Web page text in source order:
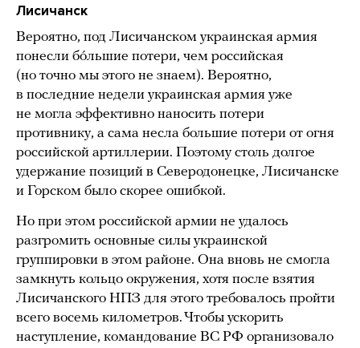
Лисичанск
Вероятно, под Лисичанском украинская армия
понесли бóльшие потери, чем российская
(но точно мы этого не знаем). Вероятно,
в последние недели украинская армия уже
не могла эффективно наносить потери
противнику, а сама несла большие потери от огня
российской артиллерии. Поэтому столь долгое
удержание позиций в Северодонецке, Лисичанске
и Горском было скорее ошибкой.
Но при этом российской армии не удалось
разгромить основные силы украинской
группировки в этом районе. Она вновь не смогла
замкнуть кольцо окружения, хотя после взятия
Лисичанского НПЗ для этого требовалось пройти
всего восемь километров. Чтобы ускорить
наступление, командование ВС РФ организовало